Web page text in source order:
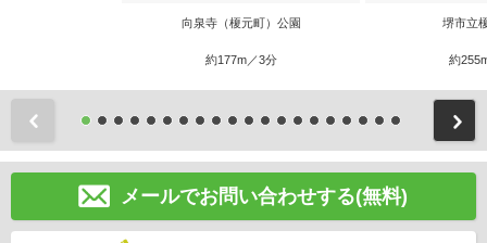
向泉寺（榎元町）公園
約177m／3分
堺市立
約
メールでお問い合わせする(無料)